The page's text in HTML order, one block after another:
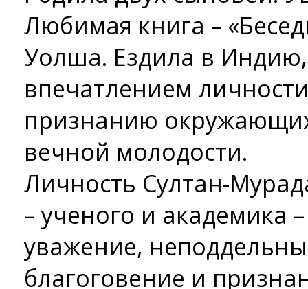
Любимая книга –
Уолша. Ездила в Индию,
впечатлением
признанию
вечной молодости.
Личность Султан-
– ученого и академика
уважение,
благоговение и